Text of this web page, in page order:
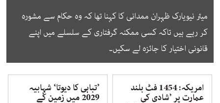
میئر نیویارک ظہران ممدانی کا کہنا تھا کہ وہ حکام سے مشورہ
کر رہے ہیں تاکہ کسی ممکنہ گرفتاری کے سلسلے میں اپنے
قانونی اختیار کا جائزہ لے سکیں۔
امریکہ: 1454 فٹ بلند
عمارت پر ’شادی کی
’تباہی کا دیوتا‘ شہابیہ
2029 میں زمین کے